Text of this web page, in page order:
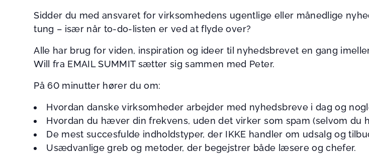
Sidder du med ansvaret for virksomhedens ugentlige eller månedlige
tung – især når to-do-listen er ved at flyde over?
Alle har brug for viden, inspiration og ideer til nyhedsbrevet en gang
Will fra EMAIL SUMMIT sætter sig sammen med Peter.
På 60 minutter hører du om:
Hvordan danske virksomheder arbejder med nyhedsbreve i dag og
Hvordan du hæver din frekvens, uden det virker som spam (selvom du
De mest succesfulde indholdstyper, der IKKE handler om udsalg og
Usædvanlige greb og metoder, der begejstrer både læsere og chefer.